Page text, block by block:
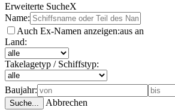
Erweiterte SucheX
Name:
Auch Ex-Namen anzeigen:aus an
Land:
Takelagetyp / Schiffstyp:
Baujahr:
Suche... Abbrechen